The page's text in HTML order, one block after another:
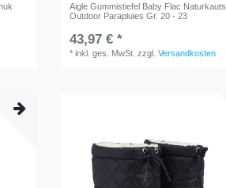
Aigle Gummistiefel Baby Flac
Outdoor Parapluies Gr. 20 - 23
43,97 € *
*inkl. ges. MwSt. zzgl.Versandkosten